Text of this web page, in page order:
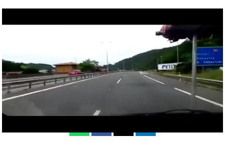
durante varios kilómetros en Guipuzkoa |antena3.com
Antena 3 Noticias Madrid
WhatsappFacebook Linkedin